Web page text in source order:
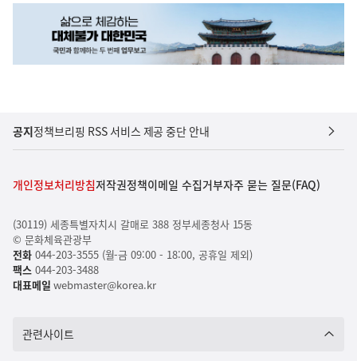
공지정책브리핑 RSS 서비스 제공 중단 안내
개인정보처리방침저작권정책이메일 수집거부자주 묻는 질문(FAQ)
(30119) 세종특별자치시 갈매로 388 정부세종청사 15동
© 문화체육관광부
전화044-203-3555 (월-금 09:00 - 18:00, 공휴일 제외)
팩스044-203-3488
대표메일 webmaster@korea.kr
관련사이트